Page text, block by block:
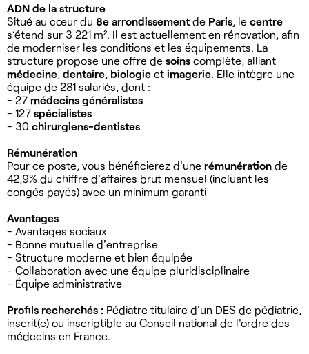
ADN de la structure
Situé au cœur du 8e arrondissement de Paris , le centre
s’étend sur 3 221 m². Il est actuellement en rénovation, afin
de moderniser les conditions et les équipements. La
structure propose une offre de soins complète, alliant
médecine dentaire biologie et imagerie . Elle intègre une
équipe de 281 salariés, dont :
- 27 médecins généralistes
- 127 spécialistes
- 30 chirurgiens-dentistes
Rémunération
Pour ce poste, vous bénéficierez d'une rémunération de
42,9% du chiffre d'affaires brut mensuel (incluant les
congés payés) avec un minimum garanti
Avantages
- Avantages sociaux
- Bonne mutuelle d'entreprise
- Structure moderne et bien équipée
- Collaboration avec une équipe pluridisciplinaire
- Équipe administrative
Profils recherchés : Pédiatre titulaire d'un DES de pédiatrie,
inscrit(e) ou inscriptible au Conseil national de l'ordre des
médecins en France.